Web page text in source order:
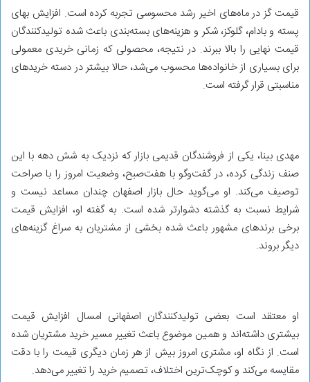
قیمت گز در ماه‌های اخیر رشد محسوسی تجربه کرده است. افزایش بهای
پسته و بادام، گلوکز، شکر و هزینه‌های بسته‌بندی باعث شده تولیدکنندگان
قیمت نهایی را بالا ببرند. در نتیجه، محصولی که زمانی خریدی معمولی
برای بسیاری از خانواده‌ها محسوب می‌شد، حالا بیشتر در دسته خریدهای
مناسبتی قرار گرفته است.
مهدی بینا، یکی از فروشندگان قدیمی بازار که نزدیک به شش دهه با این
صنف زندگی کرده، در گفت‌و‌گو با هفت‌صبح، وضعیت امروز را با صراحت
توصیف می‌کند. او می‌گوید حال بازار اصفهان چندان مساعد نیست و
شرایط نسبت به گذشته دشوارتر شده است. به گفته او، افزایش قیمت
برخی برندهای مشهور باعث شده بخشی از مشتریان به سراغ گزینه‌های
دیگر بروند.
او معتقد است بعضی تولیدکنندگان اصفهانی امسال افزایش قیمت
بیشتری داشته‌اند و همین موضوع باعث تغییر مسیر خرید مشتریان شده
است. از نگاه او، مشتری امروز بیش از هر زمان دیگری قیمت را با دقت
مقایسه می‌کند و کوچک‌ترین اختلاف، تصمیم خرید را تغییر می‌دهد.